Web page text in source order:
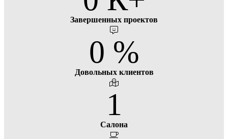
Завершенных проектов
0 %
Довольных клиентов
1
Салона